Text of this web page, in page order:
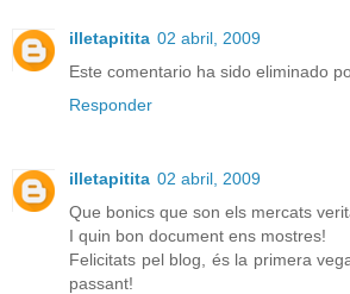
illetapitita 02 abril, 2009
Este comentario ha sido eliminado
Responder
illetapitita 02 abril, 2009
Que bonics que son els mercats
I quin bon document ens mostres!
Felicitats pel blog, és la primera
passant!